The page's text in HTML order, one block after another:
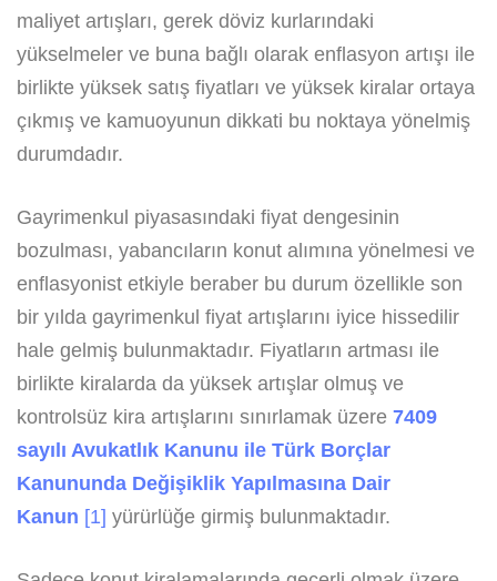
maliyet artışları, gerek döviz kurlarındaki
yükselmeler ve buna bağlı olarak enflasyon artışı ile
birlikte yüksek satış fiyatları ve yüksek kiralar ortaya
çıkmış ve kamuoyunun dikkati bu noktaya yönelmiş
durumdadır.
Gayrimenkul piyasasındaki fiyat dengesinin
bozulması, yabancıların konut alımına yönelmesi ve
enflasyonist etkiyle beraber bu durum özellikle son
bir yılda gayrimenkul fiyat artışlarını iyice hissedilir
hale gelmiş bulunmaktadır. Fiyatların artması ile
birlikte kiralarda da yüksek artışlar olmuş ve
kontrolsüz kira artışlarını sınırlamak üzere 7409
sayılı Avukatlık Kanunu ile Türk Borçlar
Kanununda Değişiklik Yapılmasına Dair
Kanun [1] yürürlüğe girmiş bulunmaktadır.